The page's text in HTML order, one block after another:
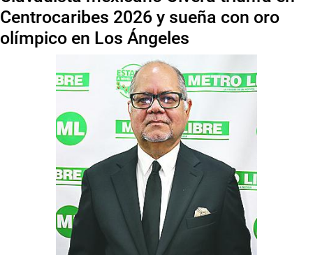
Centrocaribes 2026 y sueña con oro
olímpico en Los Ángeles